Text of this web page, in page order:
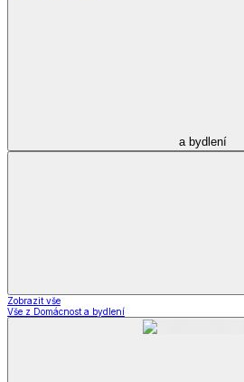
a bydlení
Zobrazit vše
Vše z Domácnost a bydlení